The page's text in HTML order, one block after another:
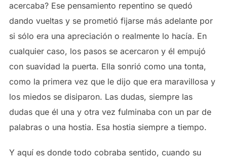
acercaba? Ese pensamiento repentino se quedó
dando vueltas y se prometió fijarse más adelante por
si sólo era una apreciación o realmente lo hacía. En
cualquier caso, los pasos se acercaron y él empujó
con suavidad la puerta. Ella sonrió como una tonta,
como la primera vez que le dijo que era maravillosa y
los miedos se disiparon. Las dudas, siempre las
dudas que él una y otra vez fulminaba con un par de
palabras o una hostia. Esa hostia siempre a tiempo.
Y aquí es donde todo cobraba sentido, cuando su